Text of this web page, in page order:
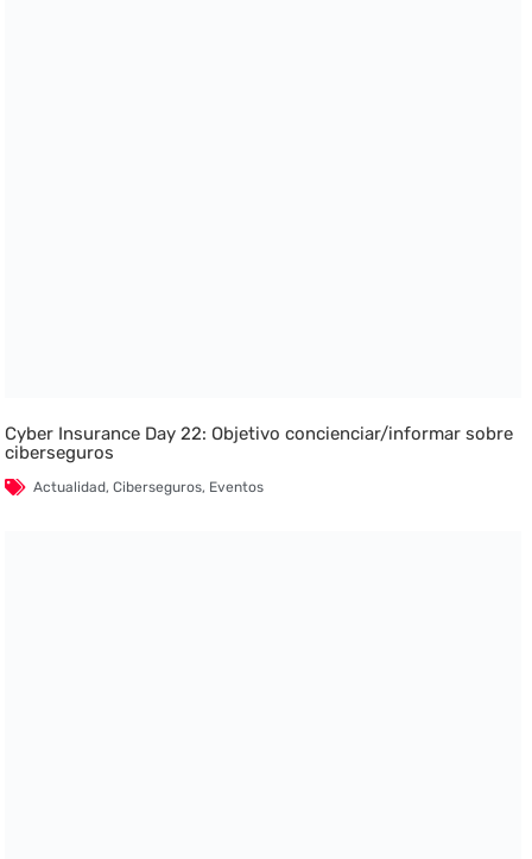
Cyber Insurance Day 22: Objetivo concienciar/informar sobre
ciberseguros
Actualidad,Ciberseguros, Eventos